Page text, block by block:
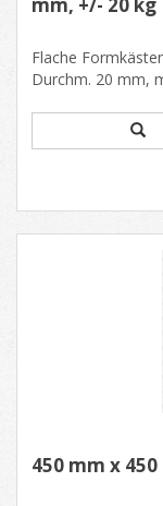
Flache
Durchm. 20 mm,
450 mm x